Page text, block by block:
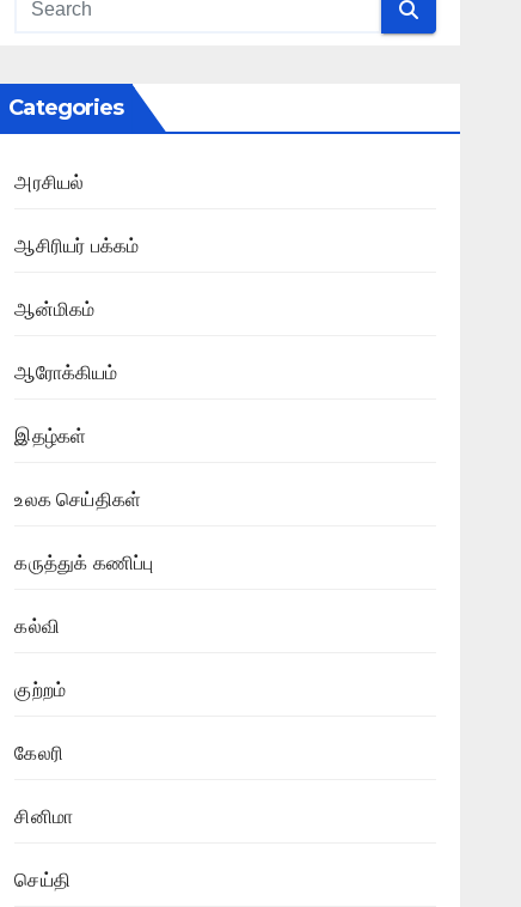
Categories
அரசியல்
ஆசிரியர் பக்கம்
ஆன்மிகம்
ஆரோக்கியம்
இதழ்கள்
உலக செய்திகள்
கருத்துக் கணிப்பு
கல்வி
குற்றம்
கேலரி
சினிமா
செய்தி